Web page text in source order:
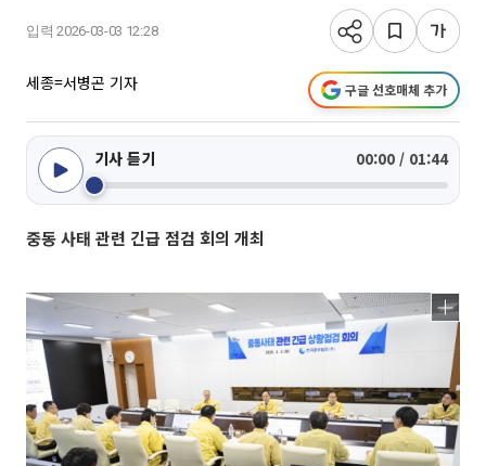
입력 2026-03-03 12:28
세종=서병곤 기자 구글 선호매체 추가
기사 듣기 00:00 / 01:44
중동 사태 관련 긴급 점검 회의 개최